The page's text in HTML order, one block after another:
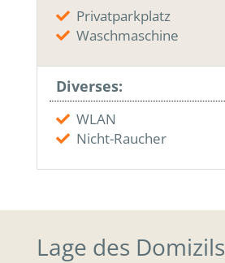
Privatparkplatz
Waschmaschine
Diverses:
WLAN
Nicht-Raucher
Lage des Domizils